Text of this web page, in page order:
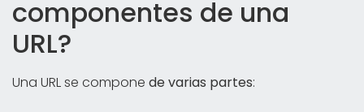
componentes de una
URL?
Una URL se compone de varias partes: